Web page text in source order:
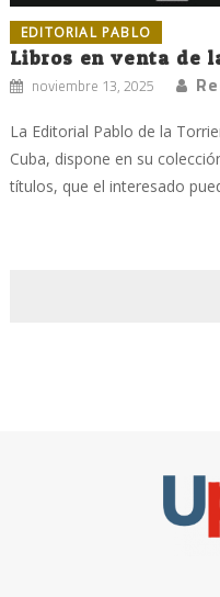
EDITORIAL PABLO
Libros en venta de
noviembre 13, 2025
La Editorial Pablo de la
Cuba, dispone en su
títulos, que el interesado